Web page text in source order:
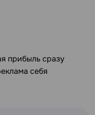
прибыль сразу
себя